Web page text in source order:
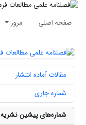
صفحه اصلی مرور
مقالات آماده انتشار
شماره جاری
شماره‌های پیشین نشریه